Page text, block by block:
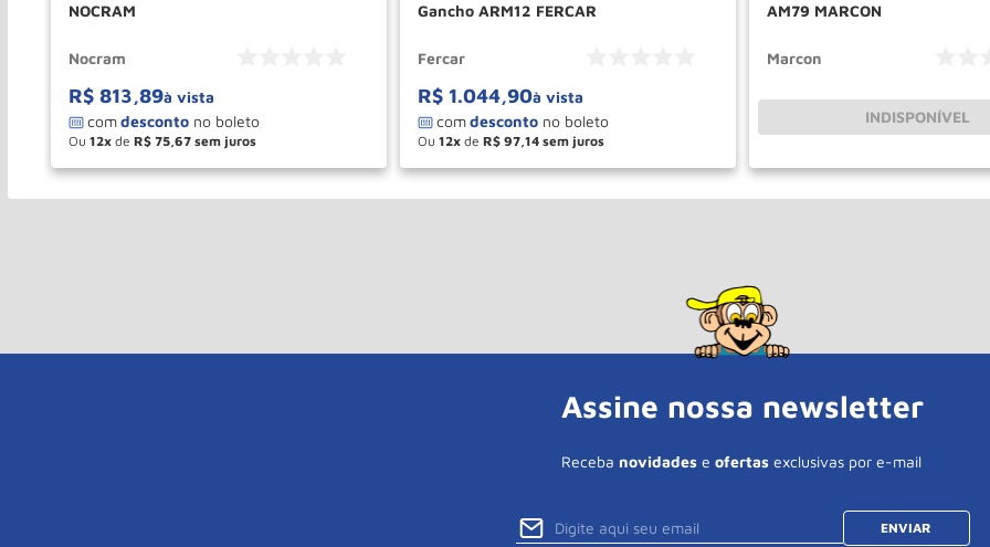
NOCRAM
Nocram
R$ 813,89à vista
Ou 12 de R$ 75,67
＋
－ COMPRAR
Gancho ARM12 FERCAR
Fercar
R$ 1.044,90à vista
Ou 12 de R$ 97,14
＋
－ COMPRAR
AM79 MARCON
Marcon
INDISPONÍVEL
Assine nossa newsletter
Receba novidades e ofertas exclusivas por e-mail
ENVIAR